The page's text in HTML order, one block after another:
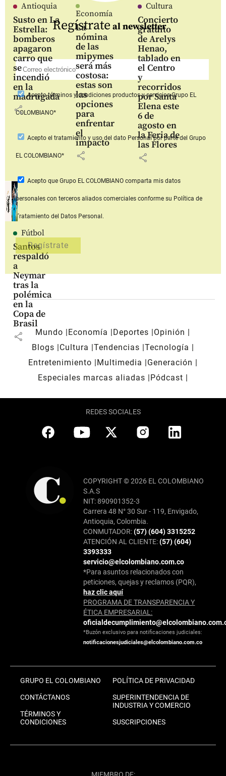
Antioquia
Susto en La
Estrella:
bomberos
apagaron
carro que
se
incendió
en la
madrugada
share
Economía
La
nómina
de las
mipymes
será más
costosa:
estas son
las
opciones
para
enfrentar
el
impacto
share
Cultura
Concierto
gratuito
de Arelys
Henao,
tablado en
el Centro
y
recorridos
por Santa
Elena este
6 de
agosto en
la Feria de
las Flores
share
Fútbol
Santos
respaldó
a
Neymar
tras la
polémica
en la
Copa de
Brasil
share
Regístrate al newsletter
Aceptotérminos y condiciones productos y serviciosGrupo EL
COLOMBIANO*
Acepto el tratamiento y uso del dato Personalpor parte del Grupo
EL COLOMBIANO*
Acepto que Grupo EL COLOMBIANOcomparta mis datos
personales con terceros aliados comerciales conforme su Política de
Tratamiento del Datos Personal.
Mundo Economía Deportes
Opinión
Blogs
Cultura Tendencias Tecnología
Entretenimiento
Multimedia
Generación
Especiales marcas aliadas
Pódcast
REDES SOCIALES
COPYRIGHT © 2026 EL COLOMBIANO
S.A.S
NIT: 890901352-3
Carrera 48 N° 30 Sur - 119, Envigado,
Antioquia, Colombia.
CONMUTADOR:(57) (604) 3315252
ATENCIÓN AL CLIENTE:(57) (604)
3393333
servicio@elcolombiano.com.co
*Para asuntos relacionados con
peticiones, quejas y reclamos (PQR),
haz clic aquí
PROGRAMA DE TRANSPARENCIA Y
ÉTICA EMPRESARIAL:
*Buzón exclusivo para notificaciones judiciales:
notificacionesjudiciales@elcolombiano.com.co
GRUPO EL COLOMBIANO
CONTÁCTANOS
TÉRMINOS Y
CONDICIONES
POLÍTICA DE PRIVACIDAD
SUPERINTENDENCIA DE
INDUSTRIA Y COMERCIO
SUSCRIPCIONES
MIEMBRO DE: